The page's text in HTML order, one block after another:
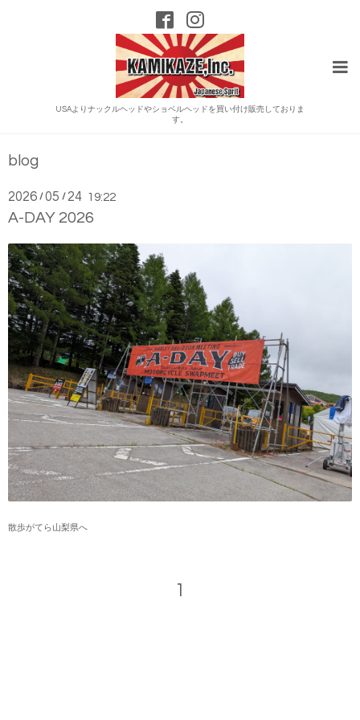
USAよりナックルヘッドやショベルヘッドを買い付け販売しておりま
す。
blog
2026 /05 / 24 19:22
A-DAY 2026
散歩がてら山梨県へ
1